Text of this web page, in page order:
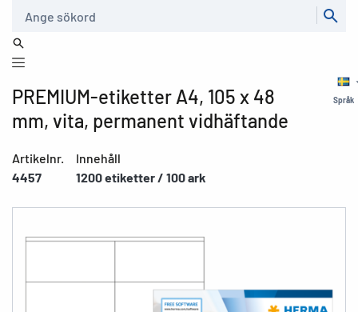
Språk
PREMIUM-etiketter A4, 105 x 48
mm, vita, permanent vidhäftande
Artikelnr.
4457
Innehåll
1200 etiketter / 100 ark